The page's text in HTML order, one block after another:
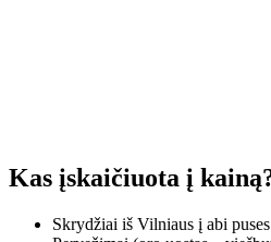
Kas įskaičiuota į
Skrydžiai iš Vilniaus į abi puses